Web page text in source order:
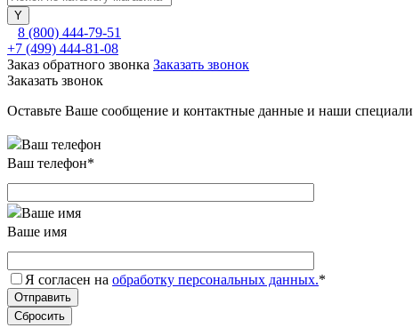
8 (800) 444-79-51
+7 (499) 444-81-08
Заказ обратного звонка Заказать звонок
Заказать звонок
Оставьте Ваше сообщение и контактные данные и наши
Ваш телефон*
Ваше имя
Я согласен на обработку персональных данных.*